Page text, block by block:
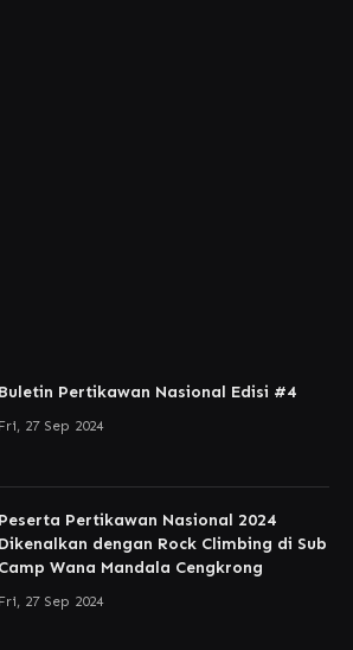
Buletin Pertikawan Nasional Edisi #4
Fri, 27 Sep 2024
Peserta Pertikawan Nasional 2024
Dikenalkan dengan Rock Climbing di Sub
Camp Wana Mandala Cengkrong
Fri, 27 Sep 2024